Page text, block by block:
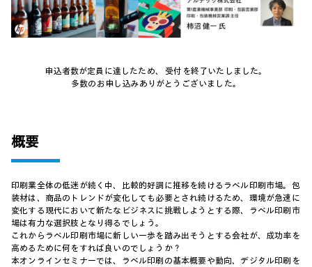
自治体・公共
ハイブリッドワーク
ワークステーション
Poly
WXP（DEXツール）
イベント・コラム
イベント・セミナー情報
日本HP 公式Webサイト
申込者数が定員に達したため、 受付を終了いたしました。
多数のお申し込みありがとうございました。
概要
印刷業全体の低迷が続く中、比較的好調に推移を続けるラベル印刷市場。包
装材は、商品のトレンドが変化しても必要とされ続けるため、環境が急速に
変化する現代において新たなビジネスに挑戦しようとする際、ラベル印刷市
場は有力な選択肢となり得るでしょう。
これからラベル印刷市場に新しい一歩を踏み出そうとする会社が、成功率を
高めるために何をすれば良いのでしょうか？
本オンラインセミナーでは、ラベル印刷の基本概要や動向、デジタル印刷を